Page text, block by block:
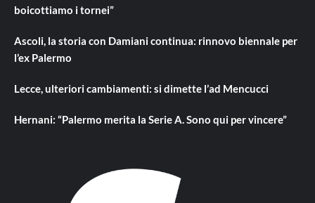
boicottiamo i tornei”
Ascoli, la storia con Damiani continua: rinnovo biennale per
l’ex Palermo
Lecce, ulteriori cambiamenti: si dimette l’ad Mencucci
Hernani: “Palermo merita la Serie A. Sono qui per vincere”